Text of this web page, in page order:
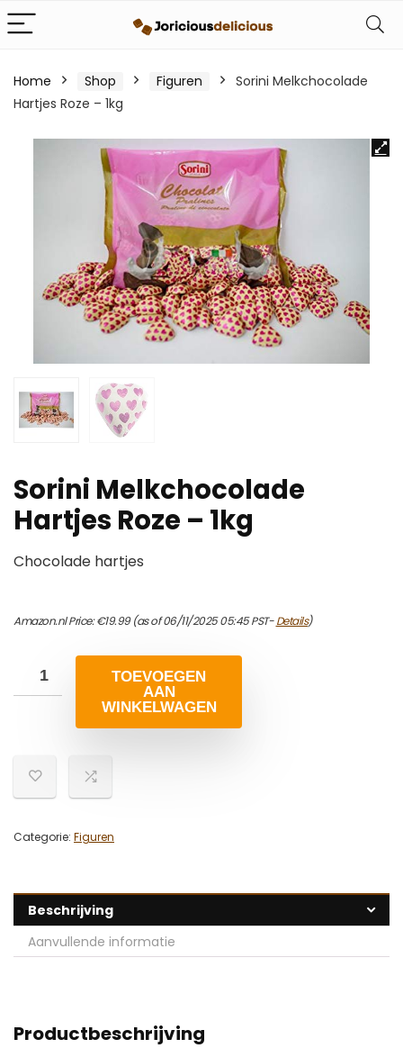
Home Shop Figuren
Sorini Melkchocolade
Hartjes Roze – 1kg
Sorini Melkchocolade
Hartjes Roze – 1kg
Chocolade hartjes
Amazon.nl Price:€19.99(as of 06/11/2025 05:45 PST-Details)
TOEVOEGEN
AAN
WINKELWAGEN
Categorie: Figuren
Beschrijving
Aanvullende informatie
Productbeschrijving